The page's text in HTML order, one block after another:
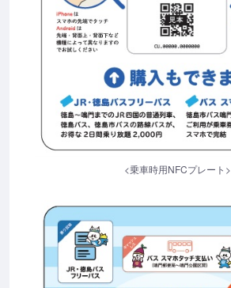
<乗車時用NFCプレート>